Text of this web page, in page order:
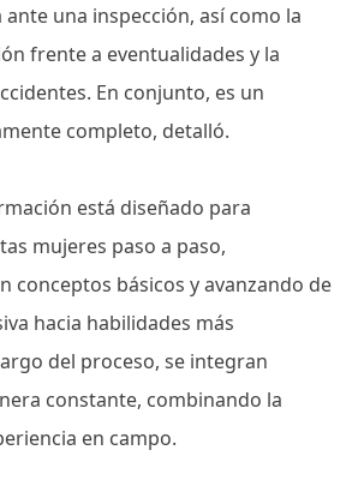
una inspección, así como la
frente a eventualidades y la
En conjunto, es un
completo, detalló.
está diseñado para
mujeres paso a paso,
conceptos básicos y avanzando de
hacia habilidades más
del proceso, se integran
constante, combinando la
en campo.